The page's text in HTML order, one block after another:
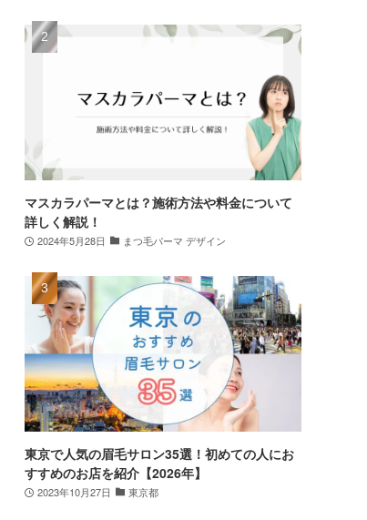
マスカラパーマとは？施術方法や料金について
詳しく解説！
2024年5月28日 まつ毛パーマ デザイン
東京で人気の眉毛サロン35選！初めての人にお
すすめのお店を紹介【2026年】
2023年10月27日 東京都